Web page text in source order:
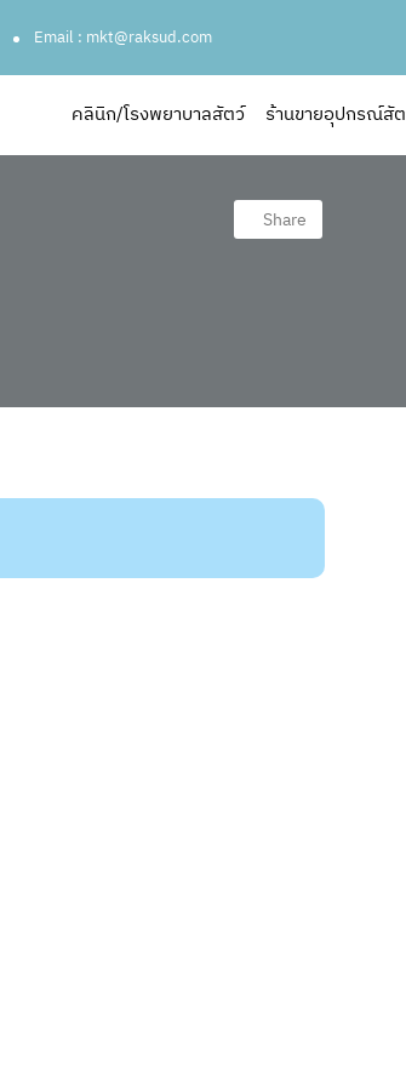
Email : mkt@raksud.com
คลินิก/โรงพยาบาลสัตว์ ร้านขายอุปกรณ์สั
Share